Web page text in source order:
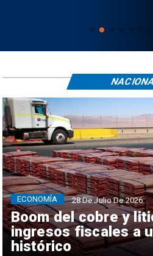
Boom del cobre y
ingresos fiscales a
histórico
ECONOMÍA 28 De Julio De 2026